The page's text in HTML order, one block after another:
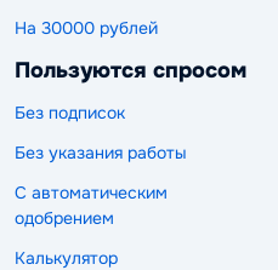
На 30000 рублей
Пользуются спросом
Без подписок
Без указания работы
С автоматическим
одобрением
Калькулятор